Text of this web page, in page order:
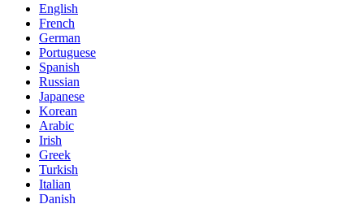
English
French
German
Portuguese
Spanish
Russian
Japanese
Korean
Arabic
Irish
Greek
Turkish
Italian
Danish